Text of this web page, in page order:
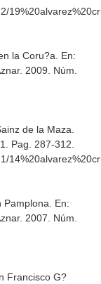
la Coru?a. En:
. 2009. Núm.
de la Maza.
Pag. 287-312.
En:
. 2007. Núm.
Francisco G?